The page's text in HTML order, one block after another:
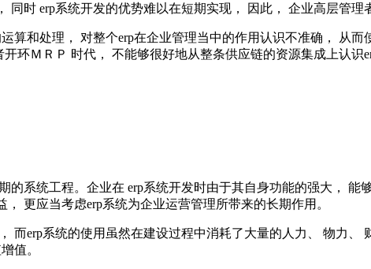
时 erp系统开发的优势难以在短期实现， 因此， 企业高层管理
算和处理， 对整个erp在企业管理当中的作用认识不准确， 从而
环ＭＲＰ 时代， 不能够很好地从整条供应链的资源集成上认识
的系统工程。企业在 erp系统开发时由于其自身功能的强大， 能
更应当考虑erp系统为企业运营管理所带来的长期作用。
而erp系统的使用虽然在建设过程中消耗了大量的人力、 物力、
值。